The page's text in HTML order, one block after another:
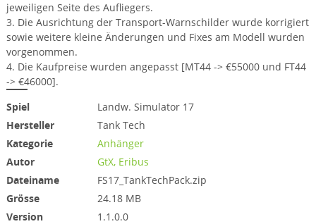
jeweiligen Seite des Aufliegers.
3. Die Ausrichtung der Transport-Warnschilder wurde korrigiert
sowie weitere kleine Änderungen und Fixes am Modell wurden
vorgenommen.
4. Die Kaufpreise wurden angepasst [MT44 -> €55000 und FT44
-> €46000].
Spiel
Landw. Simulator 17
Hersteller
Tank Tech
Kategorie
Anhänger
Autor
GtX, Eribus
Dateiname
FS17_TankTechPack.zip
Grösse
24.18 MB
Version
1.1.0.0